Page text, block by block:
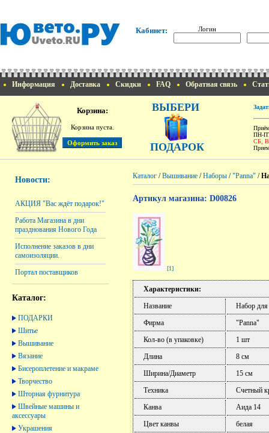
Кабинет: Логин
Информация Доставка Скидки FAQ Обратная связь
Корзина:
Корзина пуста.
ВЫБЕРИ
ПОДАРОК
ПН-
СБ,
Новости:
АКЦИЯ "Вас ждёт подарок!"
Работа Магазина в дни
празднования Нового Года
Исполнение заказов в дни
самоизоляции.
Портал поставщиков
Каталог:
ПОДАРКИ
Шитье
Вышивание
Вязание
Бисероплетение и макраме
Творчество
Шторная фурнитура
Швейные машины и
аксессуары
Украшения
Каталог /Вышивание /Наборы /"Panna" /
Артикул магазина: D00826
[1]
Характеристики:
Название
Набор
Фирма
"Panna"
Кол-во (в упаковке)
1 шт
Длина
8 см
Ширина/Диаметр
15 см
Техника
Счетный
Канва
Аида 14
Цвет канвы
белая